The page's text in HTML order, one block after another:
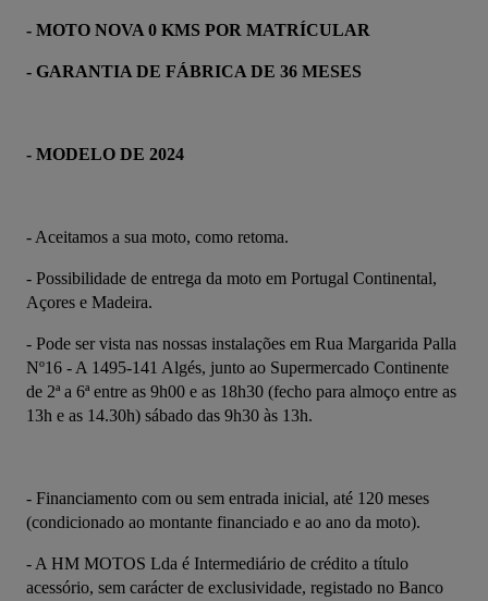
- MOTO NOVA 0 KMS POR MATRÍCULAR
- GARANTIA DE FÁBRICA DE 36 MESES
- MODELO DE 2024
- Aceitamos a sua moto, como retoma.
- Possibilidade de entrega da moto em Portugal Continental,
Açores e Madeira.
- Pode ser vista nas nossas instalações em Rua Margarida Palla
Nº16 - A 1495-141 Algés, junto ao Supermercado Continente
de 2ª a 6ª entre as 9h00 e as 18h30 (fecho para almoço entre as
13h e as 14.30h) sábado das 9h30 às 13h.
- Financiamento com ou sem entrada inicial, até 120 meses
(condicionado ao montante financiado e ao ano da moto).
- A HM MOTOS Lda é Intermediário de crédito a título
acessório, sem carácter de exclusividade, registado no Banco